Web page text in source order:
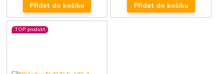
Přidat do košíku Přidat do košíku
TOP produkt